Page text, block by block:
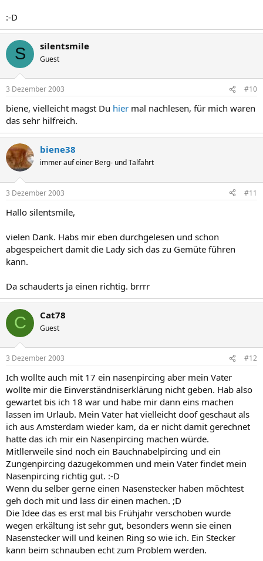
:-D
S silentsmile
Guest
3 Dezember 2003 #10
biene, vielleicht magst Du hier mal nachlesen, für mich waren
das sehr hilfreich.
biene38
immer auf einer Berg- und Talfahrt
3 Dezember 2003 #11
Hallo silentsmile,
vielen Dank. Habs mir eben durchgelesen und schon
abgespeichert damit die Lady sich das zu Gemüte führen
kann.
Da schauderts ja einen richtig. brrrr
C Cat78
Guest
3 Dezember 2003 #12
Ich wollte auch mit 17 ein nasenpircing aber mein Vater
wollte mir die Einverständniserklärung nicht geben. Hab also
gewartet bis ich 18 war und habe mir dann eins machen
lassen im Urlaub. Mein Vater hat vielleicht doof geschaut als
ich aus Amsterdam wieder kam, da er nicht damit gerechnet
hatte das ich mir ein Nasenpircing machen würde.
Mitllerweile sind noch ein Bauchnabelpircing und ein
Zungenpircing dazugekommen und mein Vater findet mein
Nasenpircing richtig gut. :-D
Wenn du selber gerne einen Nasenstecker haben möchtest
geh doch mit und lass dir einen machen. ;D
Die Idee das es erst mal bis Frühjahr verschoben wurde
wegen erkältung ist sehr gut, besonders wenn sie einen
Nasenstecker will und keinen Ring so wie ich. Ein Stecker
kann beim schnauben echt zum Problem werden.